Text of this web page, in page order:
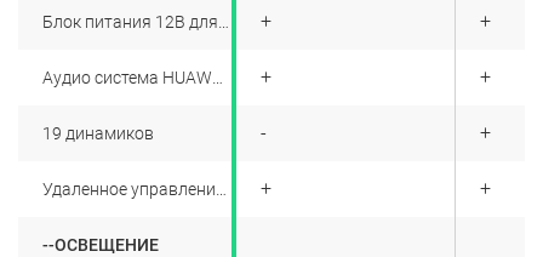
Блок питания 12В для
Аудио система HUAWEI
19 динамиков
Удаленное управление
--ОСВЕЩЕНИЕ
+
+
-
+
+
+
-
+
+
+
+
+